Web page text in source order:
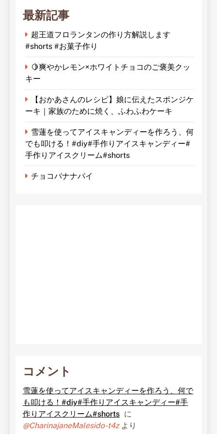
最新記事
超王道フロランタンの作り方解説します
#shorts #お菓子作り
🍋爽やかレモン×ホワイトチョコのご褒美クッ
キー
【おかあさんのレシピ】娘に伝えたスポンジケ
ーキ｜家族のために焼く、ふわふわケーキ
雪蓮を使ってアイスキャンディーを作ろう、何
でも叩ける！#diy#手作りアイスキャンディー#
手作りアイスクリーム#shorts
チョコバナナパイ
コメント
雪蓮を使ってアイスキャンディーを作ろう、何で
も叩ける！#diy#手作りアイスキャンディー#手
作りアイスクリーム#shorts に
@CharinajaneMalesido-t4zより